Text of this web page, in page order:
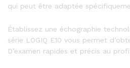
qui peut être adaptée
Établissez une échographie
série LOGIQ E10 vous permet
D’examen rapides et précis au